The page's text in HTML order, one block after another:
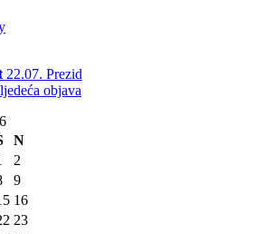
22.07. Prezid
objava
N
2
9
16
23